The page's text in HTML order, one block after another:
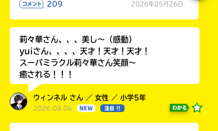
コメント 209 2026年05月26日
莉々華さん、、、美し〜（感動）
yuiさん、、、、天才！天才！天才！
スーパミラクル莉々華さん笑顔〜
癒される！！！
ウィンネル さん ／ 女性 ／ 小学5年
2026.08.06 NEW 注目 !! わかる